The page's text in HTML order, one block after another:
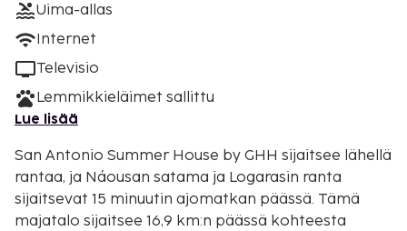
Uima-allas
Internet
Televisio
Lemmikkieläimet sallittu
Lue lisää
San Antonio Summer House by GHH sijaitsee lähellä
rantaa, ja Náousan satama ja Logarasin ranta
sijaitsevat 15 minuutin ajomatkan päässä. Tämä
majatalo sijaitsee 16,9 km:n päässä kohteesta